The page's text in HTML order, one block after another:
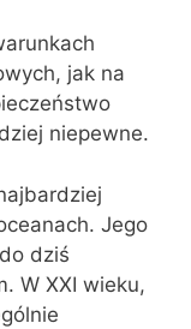
jak na
niepewne.
Jego
dziś
W XXI wieku,